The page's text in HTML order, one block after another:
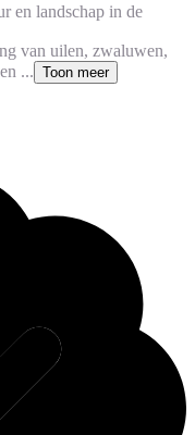
en landschap in de
van uilen, zwaluwen,
... Toon meer